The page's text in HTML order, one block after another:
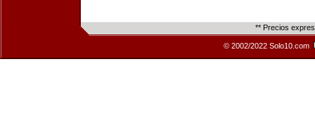
** Precios
© 2002/2022 Solo10.com